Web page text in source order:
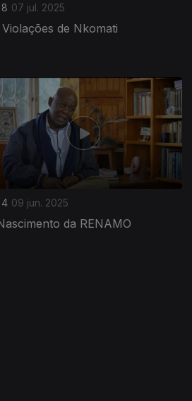
07 jul. 2025
de Nkomati
4 09 jun. 2025
da RENAMO